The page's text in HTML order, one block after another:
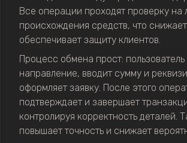
Все операции проходят проверку на
происхождения средств, что
обеспечивает защиту клиентов.
Процесс обмена прост:
направление, вводит сумму и
оформляет заявку. После этого
подтверждает и завершает
контролируя корректность деталей.
повышает точность и снижает